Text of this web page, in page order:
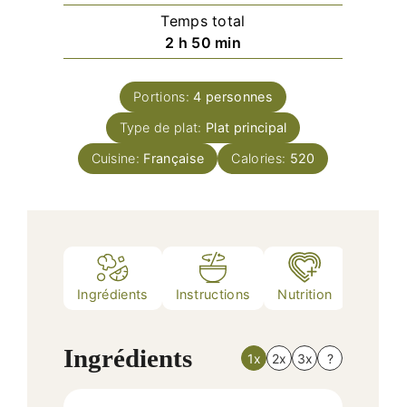
Temps total
2 heures
h 50minutes
min
Portions:4 personnes
Type de plat: Plat principal
Cuisine: Française Calories: 520
Ingrédients Instructions Nutrition
Ingrédients 1x 2x 3x ?